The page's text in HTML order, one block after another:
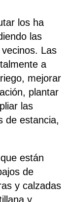
los ha
las
Las
a
mejorar
plantar
las
de estancia,
están
de
y calzadas
y